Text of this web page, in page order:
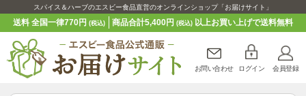
スパイス＆ハーブのエスビー食品直営のオンラインショップ「お届けサイト」
送料 全国一律770円(税込) 商品合計5,400円 (税込)以上お買い上げで送料無料
お問い合わせ ログイン 会員登録